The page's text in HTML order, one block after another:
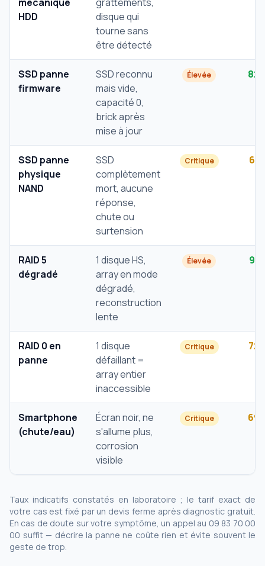
HDD
disque qui
tourne sans
être détecté
SSD panne
firmware
SSD reconnu
mais vide,
capacité 0,
brick après
mise à jour
Élevée
SSD panne
physique
NAND
SSD
complètement
mort, aucune
réponse,
chute ou
surtension
Critique
RAID 5
dégradé
1 disque HS,
array en mode
dégradé,
reconstruction
lente
Élevée
RAID 0 en
panne
1 disque
défaillant =
array entier
inaccessible
Critique
Smartphone
(chute/eau)
Écran noir, ne
s'allume plus,
corrosion
visible
Critique
Taux indicatifs constatés en laboratoire ; le tarif exact de
votre cas est fixé par un devis ferme après diagnostic gratuit.
En cas de doute sur votre symptôme, un appel au 09 83 70 00
00 suffit — décrire la panne ne coûte rien et évite souvent le
geste de trop.